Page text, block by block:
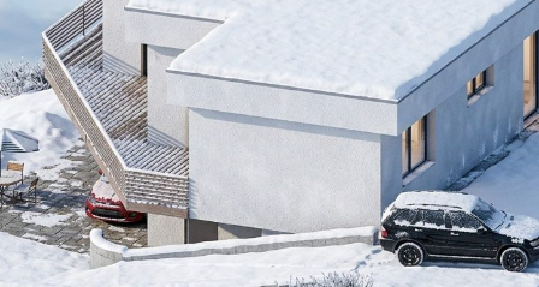
Stavebný zámer